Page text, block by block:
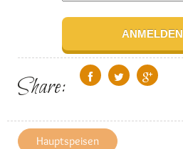
Share:
Hauptspeisen